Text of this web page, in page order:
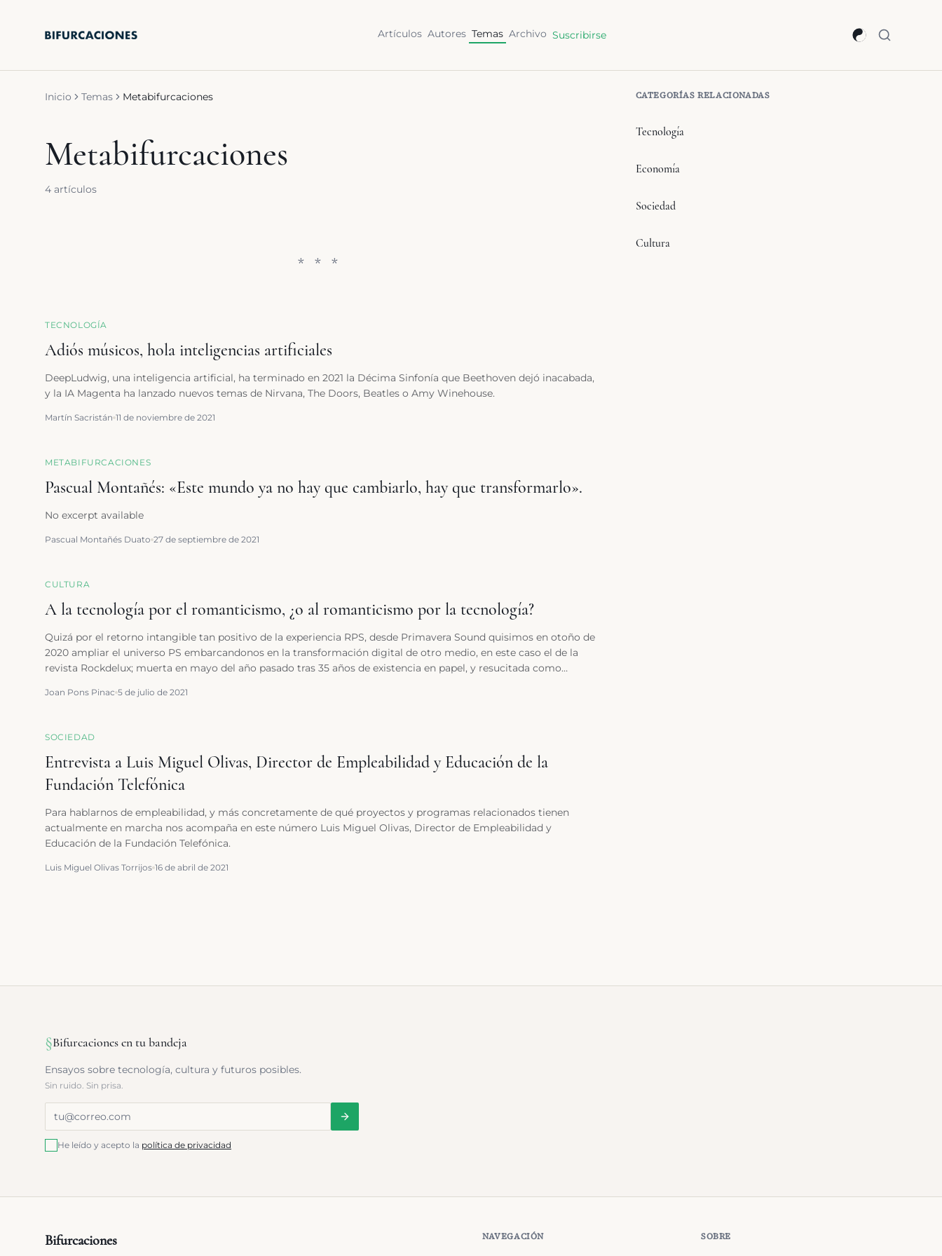
Artículos Autores Temas Archivo Suscribirse
Inicio Temas Metabifurcaciones
Metabifurcaciones
4 artículos
TECNOLOGÍA
Adiós músicos, hola inteligencias artificiales
DeepLudwig, una inteligencia artificial, ha terminado en 2021 la Décima Sinfonía que Beethoven dejó inacabada,
y la IA Magenta ha lanzado nuevos temas de Nirvana, The Doors, Beatles o Amy Winehouse.
Martín Sacristán 11 de noviembre de 2021
METABIFURCACIONES
Pascual Montañés: «Este mundo ya no hay que cambiarlo, hay que transformarlo».
No excerpt available
Pascual Montañés Duato 27 de septiembre de 2021
CULTURA
A la tecnología por el romanticismo, ¿o al romanticismo por la tecnología?
Quizá por el retorno intangible tan positivo de la experiencia RPS, desde Primavera Sound quisimos en otoño de
2020 ampliar el universo PS embarcandonos en la transformación digital de otro medio, en este caso el de la
revista Rockdelux; muerta en mayo del año pasado tras 35 años de existencia en papel, y resucitada como
equipo de PS íbamos a buscar al kiosco con liturgia religiosa, como si fuera una guía sentimental-espiritual, no
familia. Algo se rompía en nuestro interior si Rockdelux dejaba de existir.
Joan Pons Pinac 5 de julio de 2021
SOCIEDAD
Entrevista a Luis Miguel Olivas, Director de Empleabilidad y Educación de la
Fundación Telefónica
Para hablarnos de empleabilidad, y más concretamente de qué proyectos y programas relacionados tienen
actualmente en marcha nos acompaña en este número Luis Miguel Olivas, Director de Empleabilidad y
Educación de la Fundación Telefónica.
Luis Miguel Olivas Torrijos 16 de abril de 2021
CATEGORÍAS RELACIONADAS
Tecnología
Economía
Sociedad
Cultura
§Bifurcaciones en tu bandeja
Ensayos sobre tecnología, cultura y futuros posibles.
Sin ruido. Sin prisa.
He leído y acepto la política de privacidad
Bifurcaciones NAVEGACIÓN SOBRE